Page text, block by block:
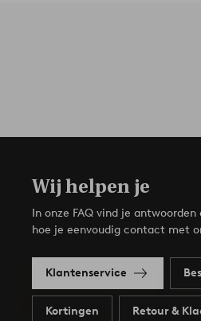
Wij helpen je
In onze FAQ vind je
hoe je eenvoudig contact met
Klantenservice
Kortingen Retour &